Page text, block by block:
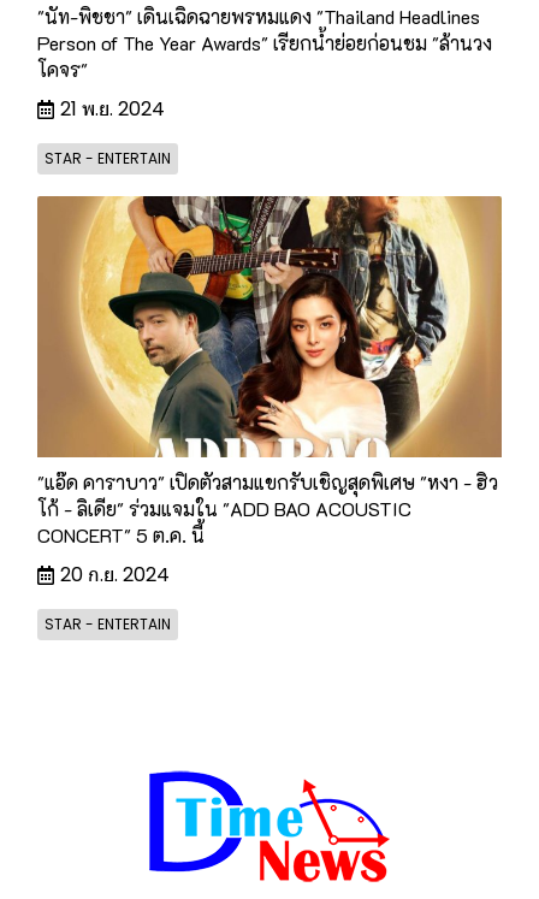
"นัท-พิชชา" เดินเฉิดฉายพรหมแดง "Thailand Headlines
Person of The Year Awards" เรียกน้ำย่อยก่อนชม "ล้านวง
โคจร"
21 พ.ย. 2024
STAR - ENTERTAIN
"แอ๊ด คาราบาว" เปิดตัวสามแขกรับเชิญสุดพิเศษ "หงา - ฮิว
โก้ - ลิเดีย" ร่วมแจมใน "ADD BAO ACOUSTIC
CONCERT" 5 ต.ค. นี้
20 ก.ย. 2024
STAR - ENTERTAIN